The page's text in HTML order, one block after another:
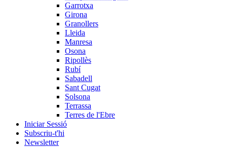
Garrotxa
Girona
Granollers
Lleida
Manresa
Osona
Ripollès
Rubí
Sabadell
Sant Cugat
Solsona
Terrassa
Terres de l'Ebre
Iniciar Sessió
Subscriu-t'hi
Newsletter